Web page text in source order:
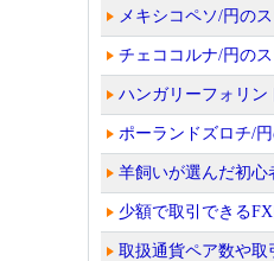
メキシコペソ/円の
チェココルナ/円の
ハンガリーフォリン
ポーランドズロチ/
羊飼いが選んだ初心
少額で取引できる
取扱通貨ペア数や取